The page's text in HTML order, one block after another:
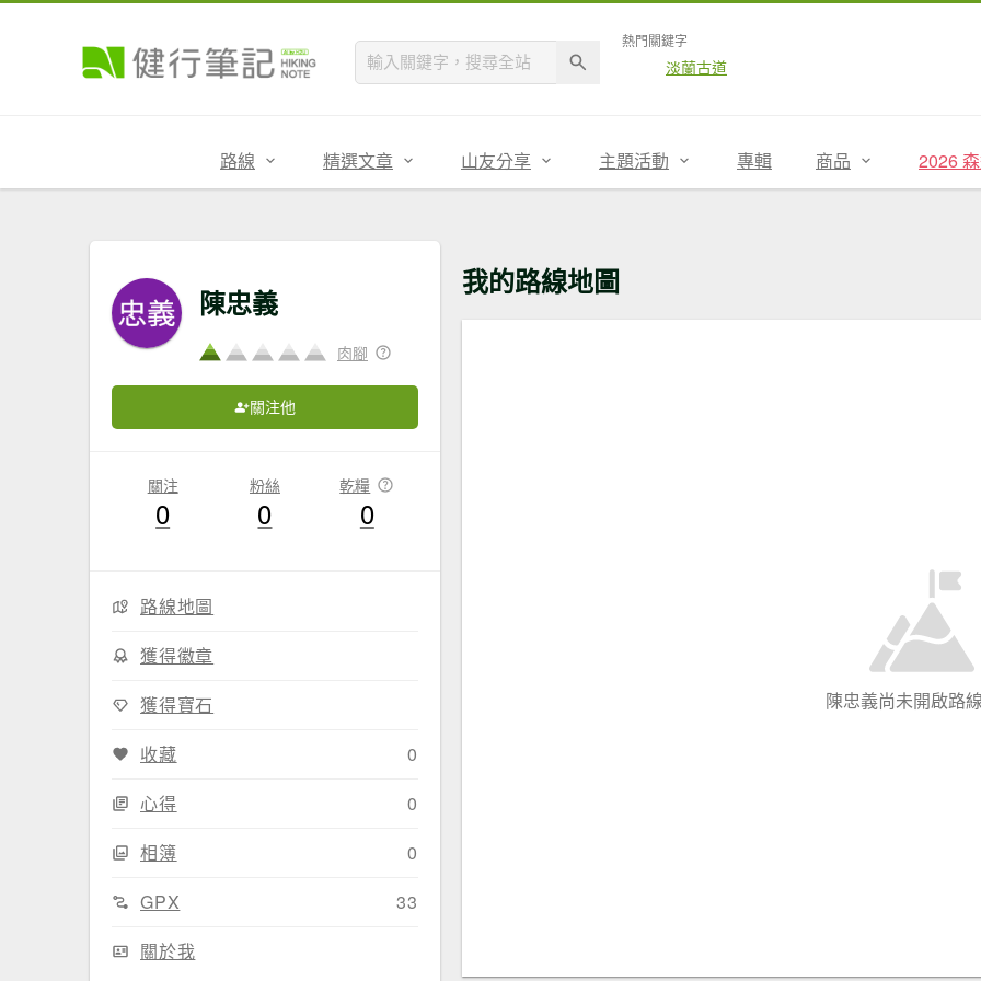
熱門關鍵字
淡蘭古道
路線 精選文章 山友分享 主題活動 專輯 商品 2026
陳忠義
肉腳
關注他
關注
0
粉絲
0
乾糧
0
路線地圖
獲得徽章
獲得寶石
收藏
0
心得
0
相簿
0
GPX
33
關於我
我的路線地圖
陳忠義尚未開啟路